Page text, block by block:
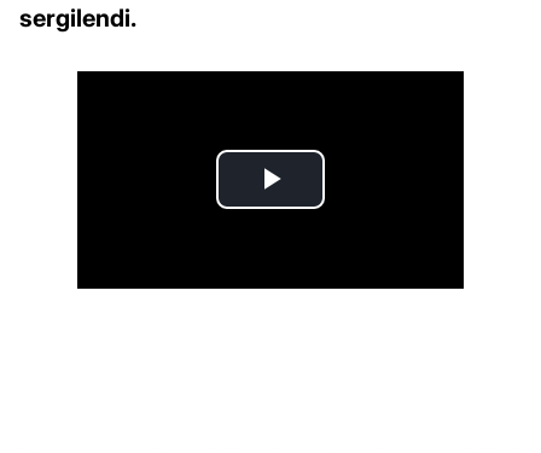
sergilendi.